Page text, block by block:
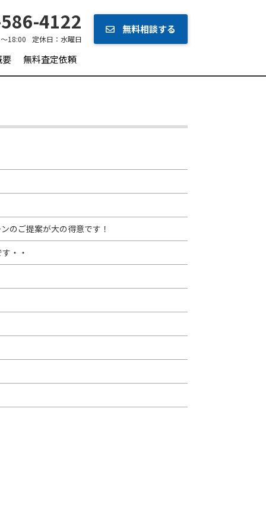
4122
18:00 定休日： 水曜日
無料相談する
要 無料査定依頼
のご提案が大の得意です！
・・